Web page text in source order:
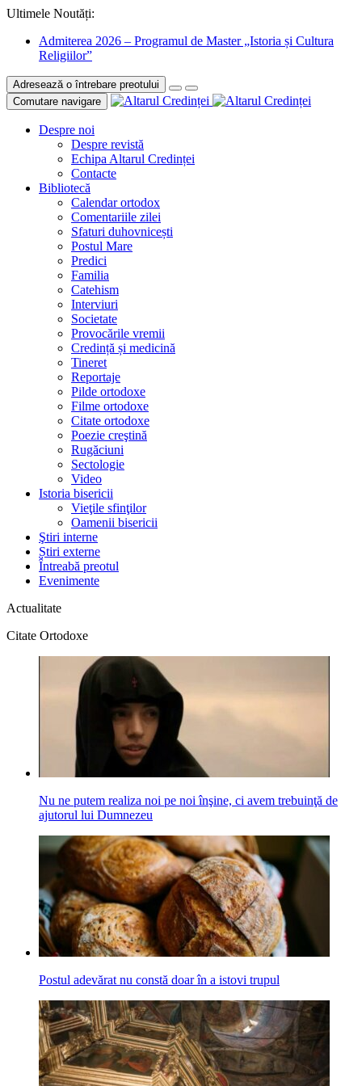
Ultimele Noutăți:
Admiterea 2026 – Programul de Master „Istoria și Cultura
Religiilor”
Adresează o întrebare preotului
Comutare navigare
Despre noi
Despre revistă
Echipa Altarul Credinței
Contacte
Bibliotecă
Calendar ortodox
Comentariile zilei
Sfaturi duhovnicești
Postul Mare
Predici
Familia
Catehism
Interviuri
Societate
Provocările vremii
Credință și medicină
Tineret
Reportaje
Pilde ortodoxe
Filme ortodoxe
Citate ortodoxe
Poezie creştină
Rugăciuni
Sectologie
Video
Istoria bisericii
Vieţile sfinţilor
Oamenii bisericii
Ştiri interne
Știri externe
Întreabă preotul
Evenimente
Actualitate
Citate Ortodoxe
Nu ne putem realiza noi pe noi înşine, ci avem trebuinţă de
ajutorul lui Dumnezeu
Postul adevărat nu constă doar în a istovi trupul